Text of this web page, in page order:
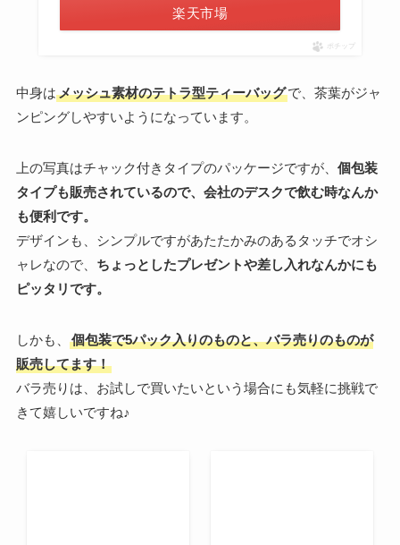
楽天市場
ポチップ
中身はメッシュ素材のテトラ型ティーバッグで、茶葉がジャ
ンピングしやすいようになっています。
上の写真はチャック付きタイプのパッケージですが、 個包装
タイプも販売されているので、会社のデスクで飲む時なんか
も便利です。
デザインも、シンプルですがあたたかみのあるタッチでオシ
ャレなので、 ちょっとしたプレゼントや差し入れなんかにも
ピッタリです。
しかも、
個包装で5パック入りのものと、バラ売りのものが
販売してます！
バラ売りは、お試しで買いたいという場合にも気軽に挑戦で
きて嬉しいですね♪